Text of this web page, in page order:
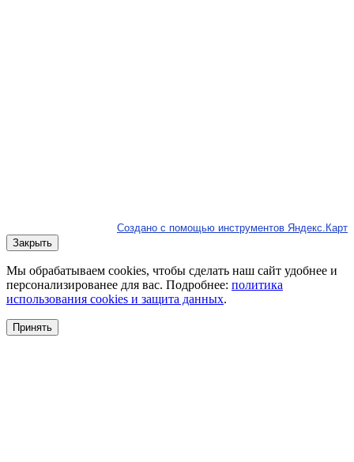
Создано с помощью инструментов Яндекс.Карт
Закрыть
Мы обрабатываем cookies, чтобы сделать наш сайт удобнее и
персонализированее для вас. Подробнее: политика
использования cookies и защита данных.
Принять